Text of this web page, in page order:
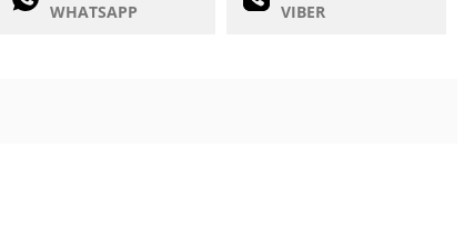
WHATSAPP
VIBER